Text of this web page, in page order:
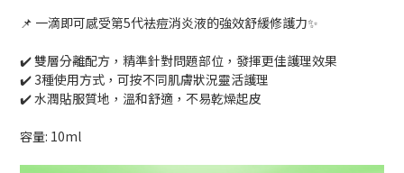
📌 一滴即可感受第5代袪痘消炎液的強效舒緩修護力✨
✔️ 雙層分離配方，精準針對問題部位，發揮更佳護理效果
✔️ 3種使用方式，可按不同肌膚狀況靈活護理
✔️ 水潤貼服質地，溫和舒適，不易乾燥起皮
容量: 10ml